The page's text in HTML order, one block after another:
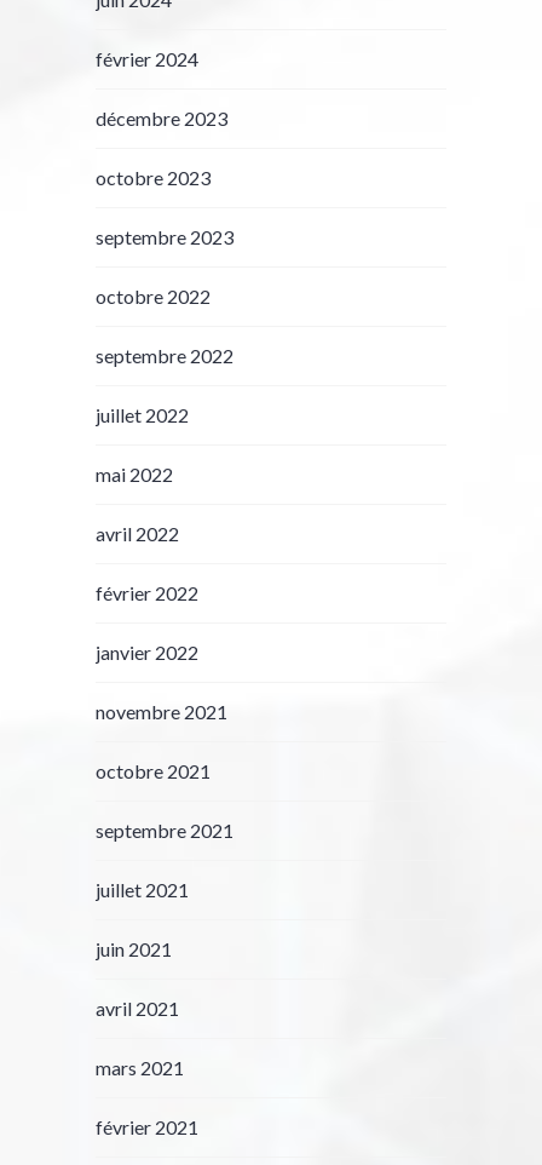
février 2024
décembre 2023
octobre 2023
septembre 2023
octobre 2022
septembre 2022
juillet 2022
mai 2022
avril 2022
février 2022
janvier 2022
novembre 2021
octobre 2021
septembre 2021
juillet 2021
juin 2021
avril 2021
mars 2021
février 2021